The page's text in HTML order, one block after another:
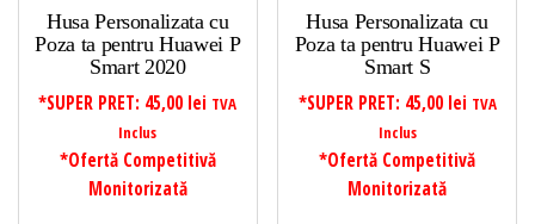
Husa Personalizata cu
Poza ta pentru Huawei P
Smart 2020
*SUPER PRET: 45,00 lei TVA
Inclus
*Ofertă Competitivă
Monitorizată
Husa Personalizata cu
Poza ta pentru Huawei P
Smart S
*SUPER PRET: 45,00 lei TVA
Inclus
*Ofertă Competitivă
Monitorizată